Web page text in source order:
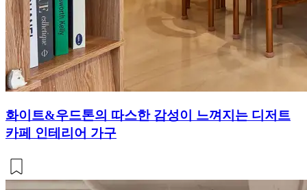
화이트&우드톤의 따스한 감성이 느껴지는 디저트
카페 인테리어 가구